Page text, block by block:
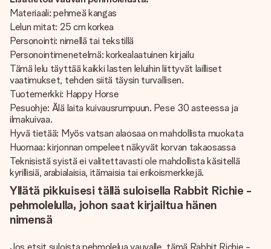
Materiaali: pehmeä kangas
Lelun mitat: 25 cm korkea
Personointi: nimellä tai tekstillä
Personointimenetelmä: korkealaatuinen kirjailu
Tämä lelu täyttää kaikki lasten leluihin liittyvät lailliset
vaatimukset, tehden siitä täysin turvallisen.
Tuotemerkki: Happy Horse
Pesuohje: Älä laita kuivausrumpuun. Pese 30 asteessa ja
ilmakuivaa.
Hyvä tietää: Myös vatsan alaosaa on mahdollista muokata
Huomaa: kirjonnan ompeleet näkyvät korvan takaosassa
Teknisistä syistä ei valitettavasti ole mahdollista käsitellä
kyrillisiä, arabialaisia, itämaisia tai erikoismerkkejä.
Yllätä pikkuisesi tällä suloisella Rabbit Richie -
pehmolelulla, johon saat kirjailtua hänen
nimensä